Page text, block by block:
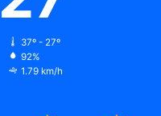
37º - 27º
92%
1.79 km/h